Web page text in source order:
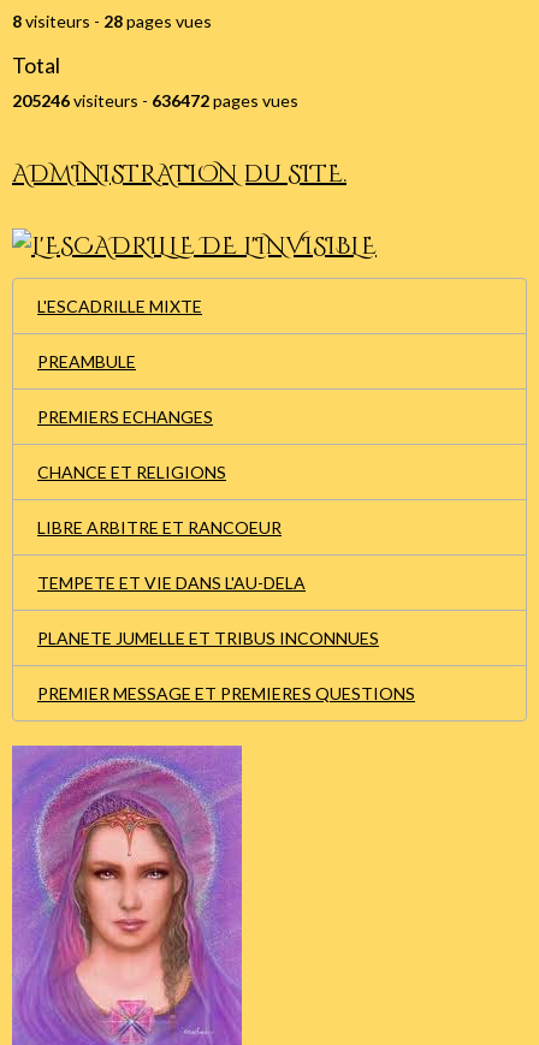
8visiteurs - 28pages vues
Total
205246visiteurs - 636472pages vues
ADMINISTRATION du SITE.
L'ESCADRILLE MIXTE
PREAMBULE
PREMIERS ECHANGES
CHANCE ET RELIGIONS
LIBRE ARBITRE ET RANCOEUR
TEMPETE ET VIE DANS L'AU-DELA
PLANETE JUMELLE ET TRIBUS INCONNUES
PREMIER MESSAGE ET PREMIERES QUESTIONS